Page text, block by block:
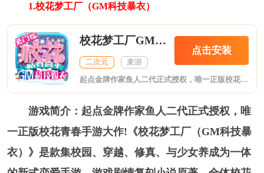
1.校花梦工厂（GM科技暴衣）
校花梦工厂GM科技爆衣
二次元 麦游
点击安装
起点金牌作家鱼人二代正式授权，唯一正版校花青春手游大作!《校花梦工厂（GM科技爆衣）》是款集校园、穿越、修真、与少女养成为一体的新式恋爱手游。游戏剧情复刻小说原著、全体校花助阵，游戏采用精美的角色立绘配合个性养成玩法，既可体验热血沸腾的宅男逆袭成大神剧情，又能与心仪校花共同谱写高校恋爱物语，后官佳丽任你追逐。
游戏简介： 起点金牌作家鱼人二代正式授权，唯
一正版校花青春手游大作!《校花梦工厂（GM科技暴
衣）》是款集校园、穿越、修真、与少女养成为一体